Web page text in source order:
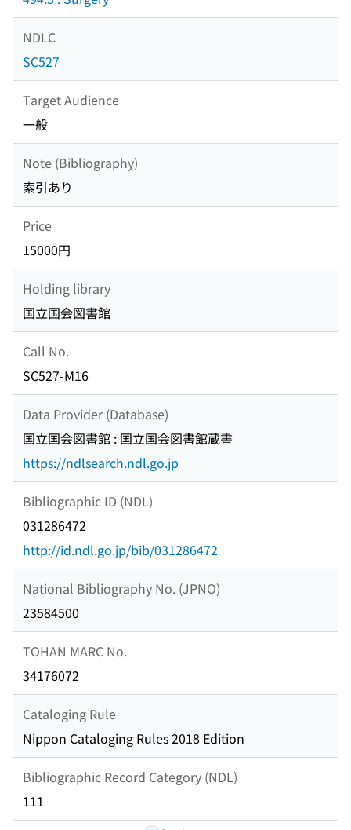
NDLC
SC527
Target Audience
一般
Note (Bibliography)
索引あり
Price
15000円
Holding library
国立国会図書館
Call No.
SC527-M16
Data Provider (Database)
国立国会図書館 : 国立国会図書館蔵書
https://ndlsearch.ndl.go.jp
Bibliographic ID (NDL)
031286472
http://id.ndl.go.jp/bib/031286472
National Bibliography No. (JPNO)
23584500
TOHAN MARC No.
34176072
Cataloging Rule
Nippon Cataloging Rules 2018 Edition
Bibliographic Record Category (NDL)
111